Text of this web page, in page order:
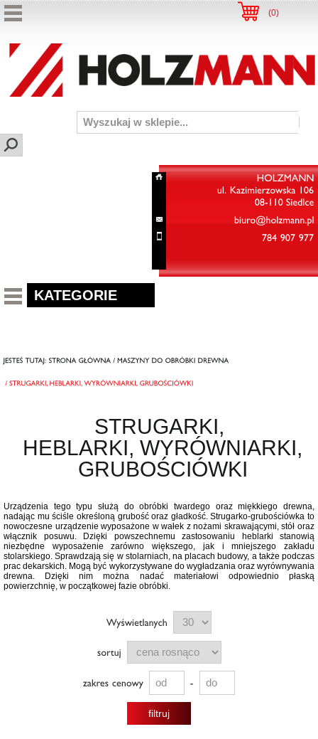
(0)
HOLZMANN
Kazimierzowska 106
biuro@holzmann.pl
KATEGORIE
STRUGARKI,
HEBLARKI, WYRÓWNIARKI,
GRUBOŚCIÓWKI
Urządzenia tego typu służą do obróbki twardego oraz miękkiego drewna,
nadając mu ściśle określoną grubość oraz gładkość. Strugarko-grubościówka to
nowoczesne urządzenie wyposażone w wałek z nożami skrawającymi, stół oraz
włącznik posuwu. Dzięki powszechnemu zastosowaniu heblarki stanowią
niezbędne wyposażenie zarówno większego, jak i mniejszego zakładu
stolarskiego. Sprawdzają się w stolarniach, na placach budowy, a także podczas
prac dekarskich. Mogą być wykorzystywane do wygładzania oraz wyrównywania
drewna. Dzięki nim można nadać materiałowi odpowiednio płaską
powierzchnię, w początkowej fazie obróbki.
filtruj